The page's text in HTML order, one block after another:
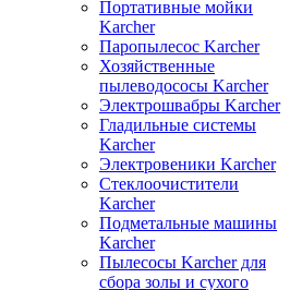
Портативные мойки
Karcher
Паропылесос Karcher
Хозяйственные
пылеводососы Karcher
Электрошвабры Karcher
Гладильные системы
Karcher
Электровеники Karcher
Стеклоочистители
Karcher
Подметальные машины
Karcher
Пылесосы Karcher для
сбора золы и сухого